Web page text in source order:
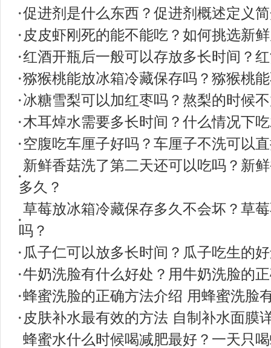
促进剂是什么东西？促进剂概述定义
皮皮虾刚死的能不能吃？如何挑选新
红酒开瓶后一般可以存放多长时间？
猕猴桃能放冰箱冷藏保存吗？猕猴桃
冰糖雪梨可以加红枣吗？熬梨的时候
木耳焯水需要多长时间？什么情况下
空腹吃车厘子好吗？车厘子不洗可以
新鲜香菇洗了第二天还可以吃吗？新
多久？
草莓放冰箱冷藏保存多久不会坏？草
吗？
瓜子仁可以放多长时间？瓜子吃生的
牛奶洗脸有什么好处？用牛奶洗脸的
蜂蜜洗脸的正确方法介绍 用蜂蜜洗脸
皮肤补水最有效的方法 自制补水面膜
蜂蜜水什么时候喝减肥最好？一天只